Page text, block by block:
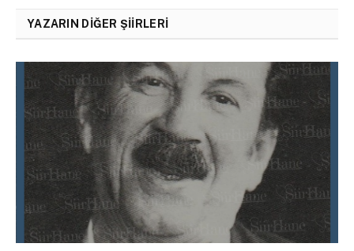
YAZARIN DIĞER ŞIIRLERI